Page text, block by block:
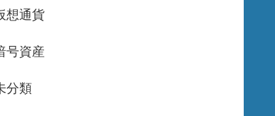
想通貨
号資産
分類